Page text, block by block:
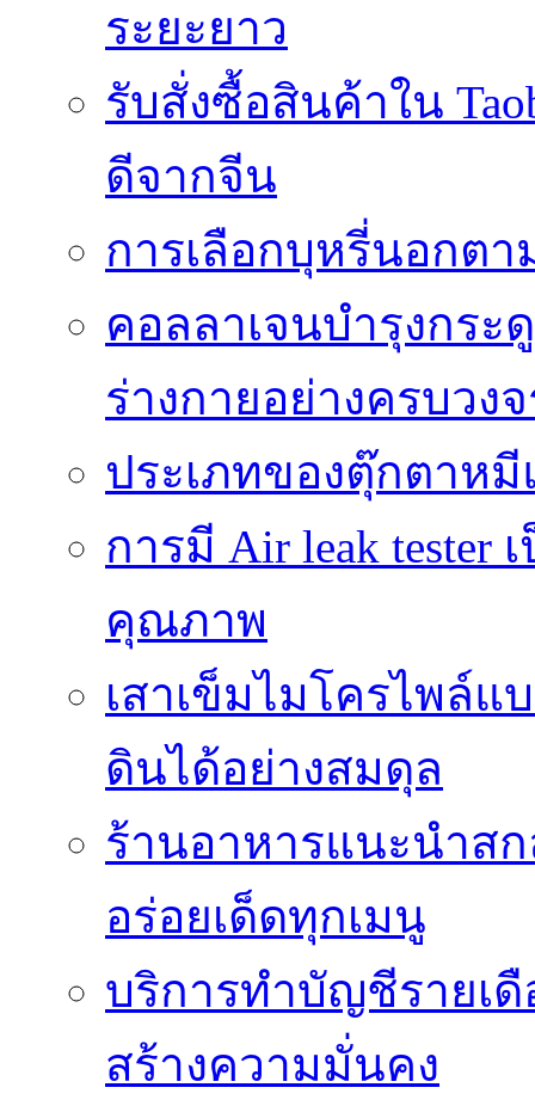
ระยะยาว
รับสั่งซื้อสินค้าใน
ดีจากจีน
การเลือกบุหรี่นอกต
คอลลาเจนบำรุงกระ
ร่างกายอย่างครบวง
ประเภทของตุ๊กตาห
การมี Air leak
คุณภาพ
เสาเข็มไมโครไพล์
ดินได้อย่างสมดุล
ร้านอาหารแนะนำส
อร่อยเด็ดทุกเมนู
บริการทำบัญชีรายเ
สร้างความมั่นคง